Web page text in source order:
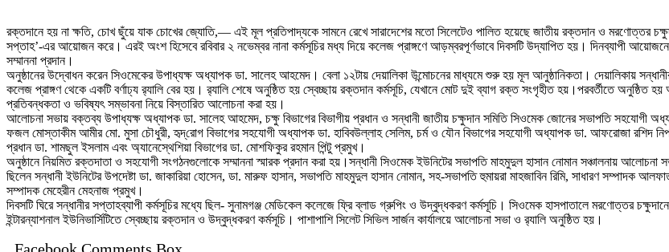
রক্তদানে হয় না ক্ষতি, চোখ ছুঁয়ে যাক চোখের জ্যোতি,— এই মূল প্রতিপাদ্যকে সামনে রেখে সারাদেশের মতো সিলেটেও পালিত হয়েছে জাতীয় রক্তদান ও মরণোত্তর
সপ্তাহ’-এর আয়োজন করে। এরই অংশ হিসেবে রবিবার ২ নভেম্বর নানা কর্মসূচির মধ্য দিয়ে কলেজ প্রাঙ্গণে আড়ম্বরপূর্ণভাবে দিবসটি উদ্‌যাপিত হয়। দিনব্যাপী
সম্মাননা প্রদান।
অনুষ্ঠানের উদ্বোধন করেন সিওমেকের উপাধ্যক্ষ অধ্যাপক ডা. সালেহ আহমেদ। বেলা ১২টায় দেয়ালিকা উন্মোচনের মাধ্যমে শুরু হয় মূল আনুষ্ঠানিকতা। দেয়ালিকায়
কলেজ প্রাঙ্গণ থেকে একটি বর্ণাঢ্য র‍্যালি বের হয়। র‍্যালি শেষে অনুষ্ঠিত হয় স্বেচ্ছায় রক্তদান কর্মসূচি, যেখানে মোট দুই ব্যাগ রক্ত সংগৃহীত হয়।পরবর্তীতে
প্রতিবন্ধকতা ও ভবিষ্যৎ সম্ভাবনা নিয়ে বিস্তারিত আলোচনা করা হয়।
আলোচনা সভায় বক্তব্য উপাধ্যক্ষ অধ্যাপক ডা. সালেহ আহমেদ, চক্ষু বিভাগের বিভাগীয় প্রধান ও সন্ধানী জাতীয় চক্ষুদান সমিতি সিওমেক জোনের সভাপতি সহযোগী
ফজল মোস্তাকীম আমীর মো. মুসা চৌধুরী, হৃদ্‌রোগ বিভাগের সহযোগী অধ্যাপক ডা. হাবিবউল্লাহ সেলিম, চর্ম ও যৌন বিভাগের সহযোগী অধ্যাপক ডা. আফরোজা রশিদ নিপা,
প্রধান ডা. শামছুল ইসলাম এবং অ্যানেস্থেশিয়া বিভাগের ডা. মোশফিকুর রহমান পিন্টু প্রমুখ।
অনুষ্ঠানে নিয়মিত রক্তদাতা ও সহযোগী সংগঠনগুলোকে সম্মাননা স্মারক প্রদান করা হয়।সন্ধানী সিওমেক ইউনিটের সভাপতি মাহমুদুল হাসান নোমান সঞ্চালনায়
ছিলেন সন্ধানী ইউনিটের উপদেষ্টা ডা. জাকারিয়া হোসেন, ডা. মারুফ হাসান, সভাপতি মাহমুদুল হাসান নোমান, সহ-সভাপতি হুমায়রা মাহজাবিন রিমি, সাধারণ সম্পাদক
সম্পাদক মেহেরীন মেহনাজ প্রমুখ।
দিবসটি ঘিরে সন্ধানীর সপ্তাহব্যাপী কর্মসূচির মধ্যে ছিল- সুনামগঞ্জ মেডিকেল কলেজে ফ্রি ব্লাড গ্রুপিং ও উদ্বুদ্ধকরণ কর্মসূচি। সিওমেক হাসপাতালে মরণোত্তর
ইন্টারন্যাশনাল ইউনিভার্সিটিতে স্বেচ্ছায় রক্তদান ও উদ্বুদ্ধকরণ কর্মসূচি। পাশাপাশি সিলেট সিভিল সার্জন কার্যালয়ে আলোচনা সভা ও র‍্যালি অনুষ্ঠিত হয়।